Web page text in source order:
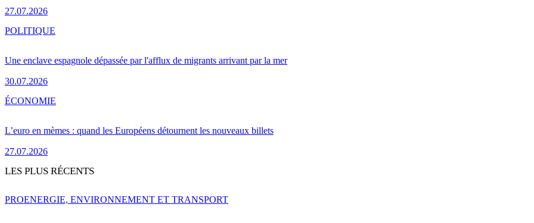
27.07.2026
Une enclave espagnole dépassée par l'afflux de migrants arrivant par la mer
30.07.2026
POLITIQUE
L’euro en mèmes : quand les Européens détournent les nouveaux billets
27.07.2026
ÉCONOMIE
LES PLUS RÉCENTS
PROENERGIE, ENVIRONNEMENT ET TRANSPORT